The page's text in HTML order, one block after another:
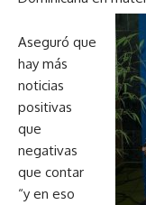
Aseguró que
hay más
noticias
positivas
que
negativas
que contar
“y en eso